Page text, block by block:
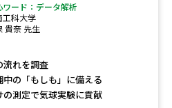
ワード：データ解析
工科大学
貴奈 先生
流れを調査
の「もしも」に備える
測定で気球実験に貢献